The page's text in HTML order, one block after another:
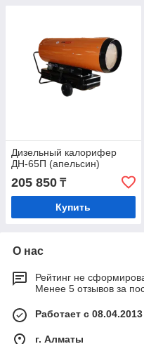
Дизельный калорифер
ДН-65П (апельсин)
205 850 ₸
Купить
О нас
Рейтинг не
Менее 5 отзывов за
Работает с 08.04.2013
г. Алматы